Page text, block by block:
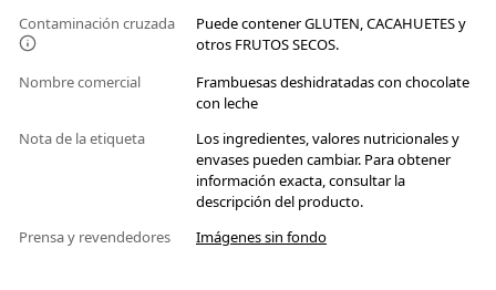
Contaminación cruzada
Puede contener GLUTEN, CACAHUETES y
otros FRUTOS SECOS.
Nombre comercial
Frambuesas deshidratadas con chocolate
con leche
Nota de la etiqueta
Los ingredientes, valores nutricionales y
envases pueden cambiar. Para obtener
información exacta, consultar la
descripción del producto.
Prensa y revendedores
Imágenes sin fondo